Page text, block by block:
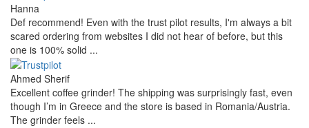
Hanna
Def recommend! Even with the trust pilot results, I'm always a bit
scared ordering from websites I did not hear of before, but this
one is 100% solid ...
Ahmed Sherif
Excellent coffee grinder! The shipping was surprisingly fast, even
though I’m in Greece and the store is based in Romania/Austria.
The grinder feels ...